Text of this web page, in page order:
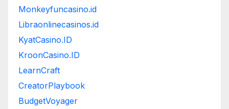
Monkeyfuncasino.id
Libraonlinecasinos.id
KyatCasino.ID
KroonCasino.ID
LearnCraft
CreatorPlaybook
BudgetVoyager